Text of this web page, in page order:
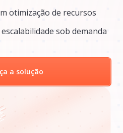
otimização de recursos
sob demanda
a solução